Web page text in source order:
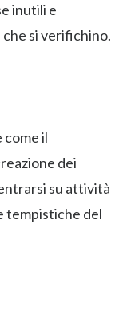
inutili e
si verifichino.
il
dei
su attività
tempistiche del